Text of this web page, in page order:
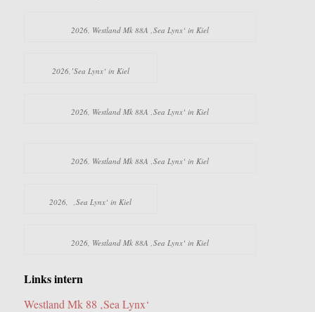
2026, Westland Mk 88A ‚Sea Lynx‘ in Kiel
2026,’Sea Lynx‘ in Kiel
2026, Westland Mk 88A ‚Sea Lynx‘ in Kiel
2026, Westland Mk 88A ‚Sea Lynx‘ in Kiel
2026, ‚Sea Lynx‘ in Kiel
2026, Westland Mk 88A ‚Sea Lynx‘ in Kiel
Links intern
Westland Mk 88 ‚Sea Lynx‘